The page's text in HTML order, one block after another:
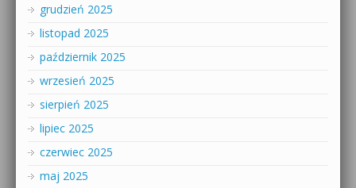
grudzień 2025
listopad 2025
październik 2025
wrzesień 2025
sierpień 2025
lipiec 2025
czerwiec 2025
maj 2025